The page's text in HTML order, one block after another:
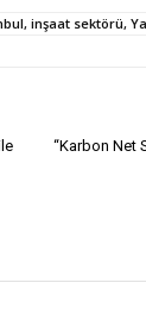
inşaat sektörü,
“Karbon Net